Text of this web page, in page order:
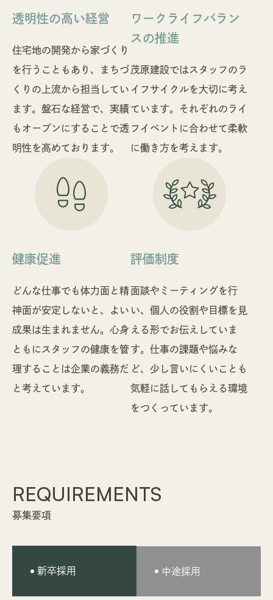
透明性の高い経営
住宅地の開発から家づくり
を行うこともあり、まちづ
くりの上流から担当してい
ます。盤石な経営で、実績
もオープンにすることで透
明性を高めております。
ワークライフバラン
スの推進
茂原建設ではスタッフのラ
イフサイクルを大切に考え
ています。それぞれのライ
フイベントに合わせて柔軟
に働き方を考えます。
健康促進
どんな仕事でも体力面と精
神面が安定しないと、よい
成果は生まれません。心身
ともにスタッフの健康を管
理することは企業の義務だ
と考えています。
評価制度
面談やミーティングを行
い、個人の役割や目標を見
える形でお伝えしていま
す。仕事の課題や悩みな
ど、少し言いにくいことも
気軽に話してもらえる環境
をつくっています。
REQUIREMENTS
募集要項
新卒採用 中途採用